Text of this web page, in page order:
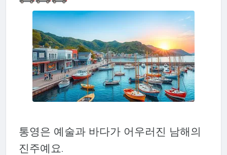
통영은 예술과 바다가 어우러진 남해의
진주예요.